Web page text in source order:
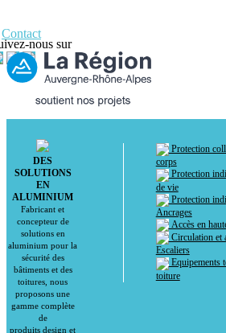
Contact
nous sur
DES
SOLUTIONS
EN
ALUMINIUM
Fabricant et
concepteur de
solutions en
aluminium pour la
sécurité des
bâtiments et des
toitures, nous
proposons une
gamme complète
de
produits design et
Protection
corps
Protection
de vie
Protection
Ancrages
Accès en
Circulation et
Escaliers
Equipements
toiture